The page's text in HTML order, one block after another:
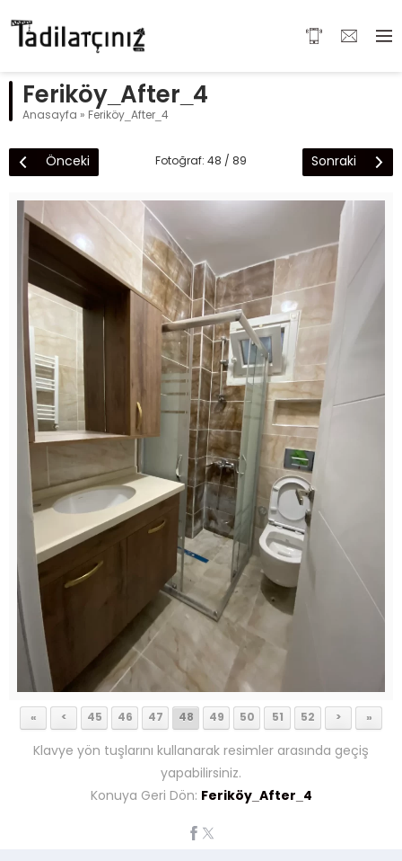
Feriköy_After_4
Anasayfa » Feriköy_After_4
Önceki Fotoğraf: 48 / 89 Sonraki
« < 45 46 47 48 49 50 51 52 > »
Klavye yön tuşlarını kullanarak resimler arasında geçiş
yapabilirsiniz.
Konuya Geri Dön: Feriköy_After_4